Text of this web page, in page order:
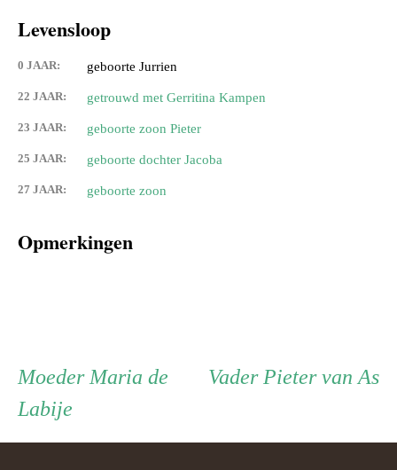
Levensloop
0 JAAR: geboorte Jurrien
22 JAAR: getrouwd met Gerritina Kampen
23 JAAR: geboorte zoon Pieter
25 JAAR: geboorte dochter Jacoba
27 JAAR: geboorte zoon
Opmerkingen
Persoon
ouder
Vader Vader
Pieter van As
Moeder Moeder
Maria de
Labije